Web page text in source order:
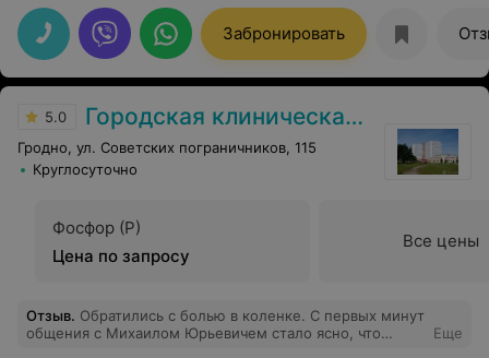
отдыха и мангалы. В пруду плавают лебеди и утки,
рыбы нет. В лесу собираем грибы, есть лисички.
Много фонтанов и фигурок из кустов. Что касается
самих зданий, но они совершенно новые, помещения
чистые, есть часовня и парковка.
Забронировать
5.0 Городская клиническая больница скорой медицинской помощи г. Гродно
Гродно, ул. Советских пограничников, 115
Круглосуточно
Фосфор (P)
Цена по запросу
Все цены
Отзыв. Обратились с болью в коленке. С первых минут
общения с Михаилом Юрьевичем стало ясно, что
Еще